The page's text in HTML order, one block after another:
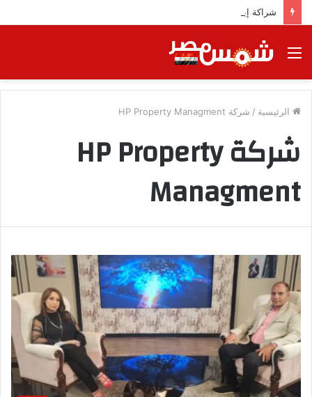
شراكة إيجي تاورز مع بلدينا.. قيمة مضافة تعزز نجاح المشروعات
القائمة
الرئيسية / شركة HP Property Managment
شركة HP Property
Managment